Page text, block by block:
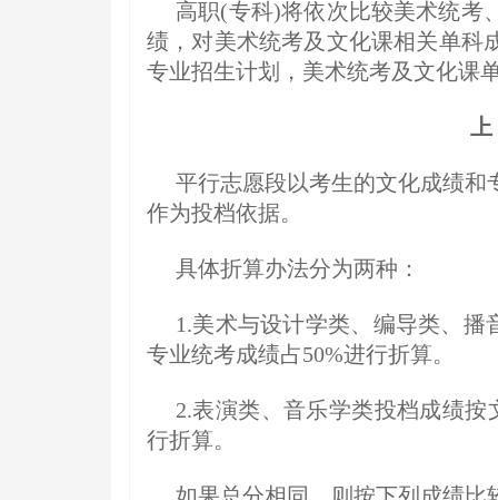
高职(专科)将依次比较美术统考
绩，对美术统考及文化课相关单科
专业招生计划，美术统考及文化课
上
平行志愿段以考生的文化成绩
作为投档依据。
具体折算办法分为两种：
1.美术与设计学类、编导类、播
专业统考成绩占50%进行折算。
2.表演类、音乐学类投档成绩按
行折算。